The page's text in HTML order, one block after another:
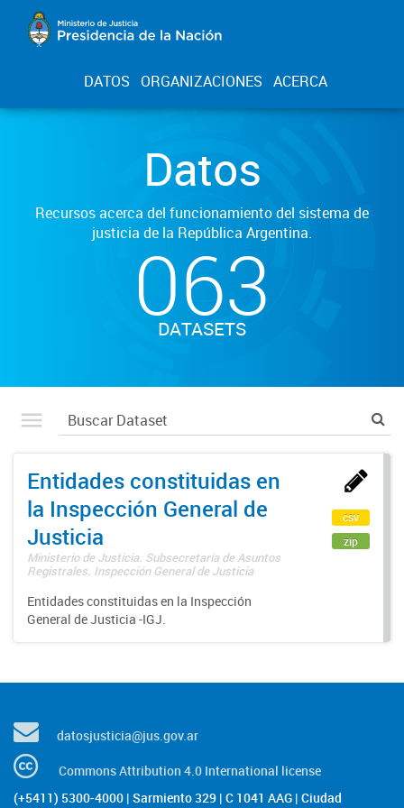
DATOS ORGANIZACIONES ACERCA
Datos
Recursos acerca del funcionamiento del sistema de
justicia de la República Argentina.
063
DATASETS
Entidades constituidas en
la Inspección General de
Justicia
Ministerio de Justicia. Subsecretaría de Asuntos
Registrales. Inspección General de Justicia
Entidades constituidas en la Inspección
General de Justicia -IGJ.
csv
zip
datosjusticia@jus.gov.ar
Commons Attribution 4.0 International license
(+5411) 5300-4000 | Sarmiento 329 | C 1041 AAG | Ciudad